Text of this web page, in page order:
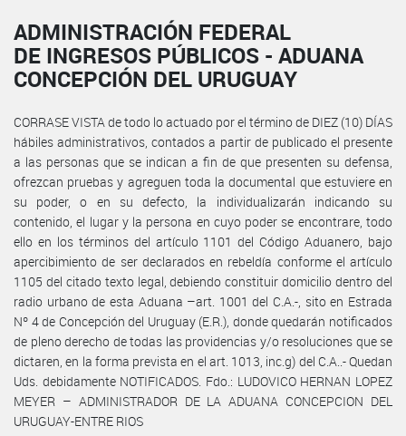
ADMINISTRACIÓN FEDERAL
DE INGRESOS PÚBLICOS - ADUANA
CONCEPCIÓN DEL URUGUAY
CORRASE VISTA de todo lo actuado por el término de DIEZ (10) DÍAS
hábiles administrativos, contados a partir de publicado el presente
a las personas que se indican a fin de que presenten su defensa,
ofrezcan pruebas y agreguen toda la documental que estuviere en
su poder, o en su defecto, la individualizarán indicando su
contenido, el lugar y la persona en cuyo poder se encontrare, todo
ello en los términos del artículo 1101 del Código Aduanero, bajo
apercibimiento de ser declarados en rebeldía conforme el artículo
1105 del citado texto legal, debiendo constituir domicilio dentro del
radio urbano de esta Aduana –art. 1001 del C.A.-, sito en Estrada
Nº 4 de Concepción del Uruguay (E.R.), donde quedarán notificados
de pleno derecho de todas las providencias y/o resoluciones que se
dictaren, en la forma prevista en el art. 1013, inc.g) del C.A..- Quedan
Uds. debidamente NOTIFICADOS. Fdo.: LUDOVICO HERNAN LOPEZ
MEYER – ADMINISTRADOR DE LA ADUANA CONCEPCION DEL
URUGUAY-ENTRE RIOS